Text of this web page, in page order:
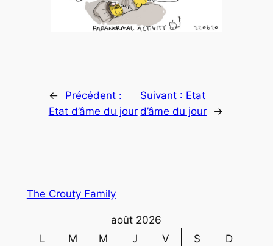
←
Précédent :
Etat d’âme du jour
Suivant : Etat
d’âme du jour
→
The Crouty Family
août 2026
L
M M J V S
D